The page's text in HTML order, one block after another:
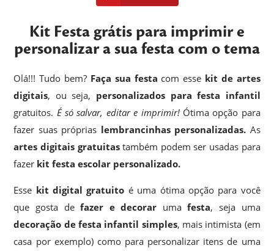
Kit Festa grátis para imprimir e
personalizar a sua festa com o tema
Olá!!! Tudo bem? Faça sua festa com esse kit de artes
digitais, ou seja, personalizados para festa infantil
gratuitos. É só salvar, editar e imprimir! Ótima opção para
fazer suas próprias lembrancinhas personalizadas. As
artes digitais gratuitastambém podem ser usadas para
fazer kit festa escolar personalizado.
Esse kit digital gratuito é uma ótima opção para você
que gosta defazer e decorar umafesta, seja uma
decoração de festa infantil simples, mais intimista (em
casa por exemplo) como para personalizar itens de uma